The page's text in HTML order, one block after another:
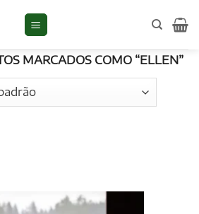
Ellen
MARCADOS COMO “ELLEN”